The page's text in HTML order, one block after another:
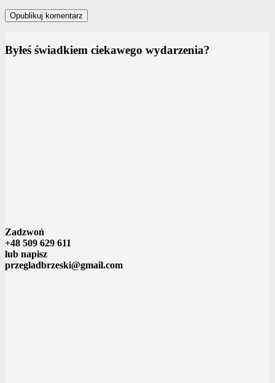
Byłeś świadkiem ciekawego wydarzenia?
Zadzwoń
+48 509 629 611
lub napisz
przegladbrzeski@gmail.com